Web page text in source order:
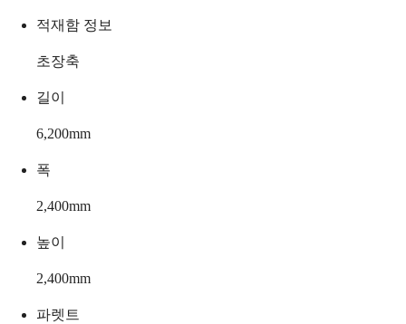
적재함 정보
초장축
길이
6,200mm
폭
2,400mm
높이
2,400mm
파렛트